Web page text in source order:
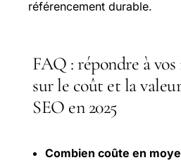
référencement durable.
FAQ : répondre à
sur le coût et la
SEO en 2025
Combien coûte en